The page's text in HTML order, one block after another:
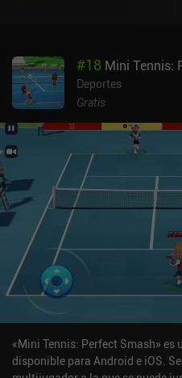
#18 Mini Tennis:
Deportes
Gratis
«Mini Tennis: Perfect Smash»
disponible para Android e iOS.